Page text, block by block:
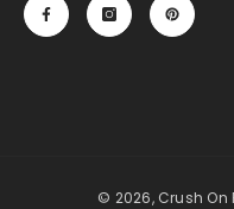
© 2026, Crush On